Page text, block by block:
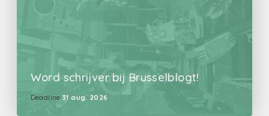
Word schrijver bij Brusselblogt!
Deadline 31 aug. 2026